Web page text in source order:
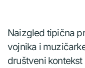
Naizgled tipična
vojnika i
društveni